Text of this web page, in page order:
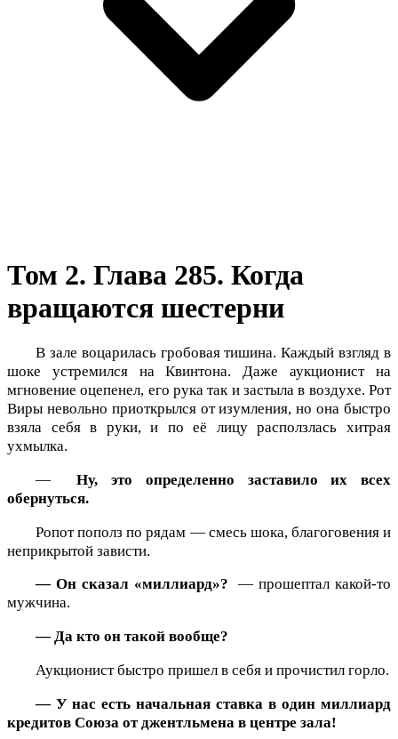
Том 2. Глава 285. Когда
вращаются шестерни
В зале воцарилась гробовая тишина. Каждый взгляд в
шоке устремился на Квинтона. Даже аукционист на
мгновение оцепенел, его рука так и застыла в воздухе. Рот
Виры невольно приоткрылся от изумления, но она быстро
взяла себя в руки, и по её лицу расползлась хитрая
ухмылка.
—Ну, это определенно заставило их всех
обернуться.
Ропот пополз по рядам — смесь шока, благоговения и
неприкрытой зависти.
— Он сказал «миллиард»?
— прошептал какой-то
мужчина.
— Да кто он такой вообще?
Аукционист быстро пришел в себя и прочистил горло.
— У нас есть начальная ставка в один миллиард
кредитов Союза от джентльмена в центре зала!